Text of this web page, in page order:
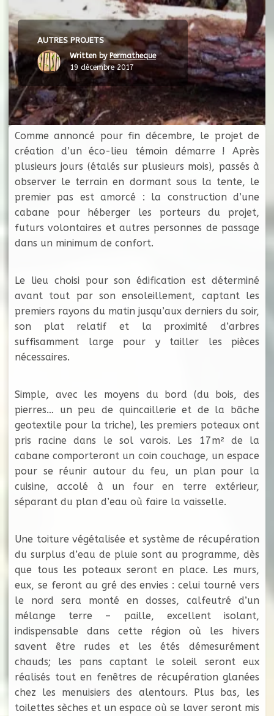
AUTRES PROJETS
Written by Permatheque
19 décembre 2017
Comme annoncé pour fin décembre, le projet de
création d’un éco-lieu témoin démarre ! Après
plusieurs jours (étalés sur plusieurs mois), passés à
observer le terrain en dormant sous la tente, le
premier pas est amorcé : la construction d’une
cabane pour héberger les porteurs du projet,
futurs volontaires et autres personnes de passage
dans un minimum de confort.
Le lieu choisi pour son édification est déterminé
avant tout par son ensoleillement, captant les
premiers rayons du matin jusqu’aux derniers du soir,
son plat relatif et la proximité d’arbres
suffisamment large pour y tailler les pièces
nécessaires.
Simple, avec les moyens du bord (du bois, des
pierres… un peu de quincaillerie et de la bâche
geotextile pour la triche), les premiers poteaux ont
pris racine dans le sol varois. Les 17m² de la
cabane comporteront un coin couchage, un espace
pour se réunir autour du feu, un plan pour la
cuisine, accolé à un four en terre extérieur,
séparant du plan d’eau où faire la vaisselle.
Une toiture végétalisée et système de récupération
du surplus d’eau de pluie sont au programme, dès
que tous les poteaux seront en place. Les murs,
eux, se feront au gré des envies : celui tourné vers
le nord sera monté en dosses, calfeutré d’un
mélange terre – paille, excellent isolant,
indispensable dans cette région où les hivers
savent être rudes et les étés démesurément
chauds; les pans captant le soleil seront eux
réalisés tout en fenêtres de récupération glanées
chez les menuisiers des alentours. Plus bas, les
toilettes sèches et un espace où se laver seront mis